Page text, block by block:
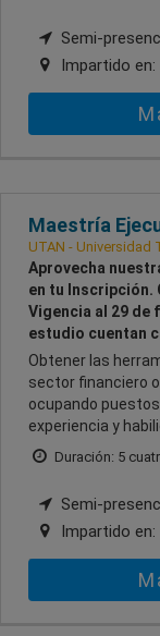
Semi-
Impartido en:
Maestría
UTAN - Universidad
Aprovecha
en tu Inscripción.
Vigencia al 29 de
estudio cuentan
Obtener las
sector financiero
ocupando
experiencia y
Duración: 5
Semi-
Impartido en: